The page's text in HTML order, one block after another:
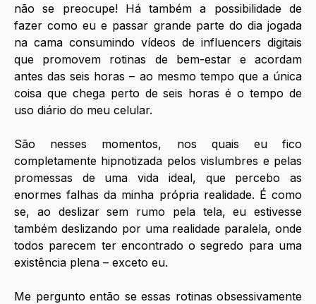
não se preocupe! Há também a possibilidade de
fazer como eu e passar grande parte do dia jogada
na cama consumindo vídeos de influencers digitais
que promovem rotinas de bem-estar e acordam
antes das seis horas – ao mesmo tempo que a única
coisa que chega perto de seis horas é o tempo de
uso diário do meu celular.
São nesses momentos, nos quais eu fico
completamente hipnotizada pelos vislumbres e pelas
promessas de uma vida ideal, que percebo as
enormes falhas da minha própria realidade. É como
se, ao deslizar sem rumo pela tela, eu estivesse
também deslizando por uma realidade paralela, onde
todos parecem ter encontrado o segredo para uma
existência plena – exceto eu.
Me pergunto então se essas rotinas obsessivamente